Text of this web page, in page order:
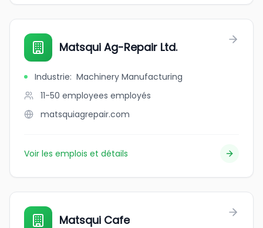
Matsqui Ag-Repair Ltd.
Industrie: Machinery Manufacturing
11-50 employees employés
matsquiagrepair.com
Voir les emplois et détails
Matsqui Cafe